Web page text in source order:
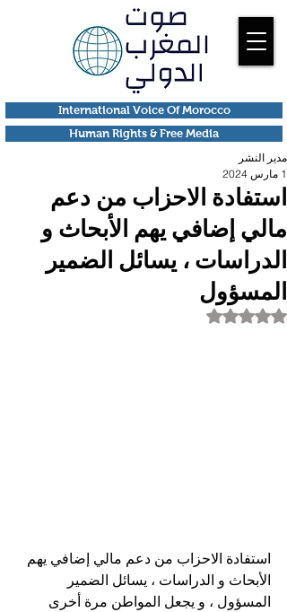
Human Rights & Free Media
International Voice Of Morocco
استفادة الاحزاب من دعم
مالي إضافي يهم الأبحاث و
الدراسات ، يسائل الضمير
المسؤول
مدير النشر
1 مارس 2024
تم التقييم بـ ليس رقمًا من أصل 5 نجوم.
استفادة الاحزاب من دعم مالي إضافي يهم
الأبحاث و الدراسات ، يسائل الضمير
المسؤول ، و يجعل المواطن مرة أخرى